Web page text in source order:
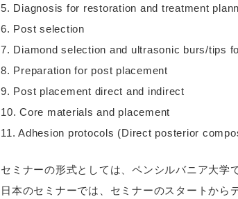
5. Diagnosis for restoration and treatment
6. Post selection
7. Diamond selection and ultrasonic burs/tips
8. Preparation for post placement
9. Post placement direct and indirect
10. Core materials and placement
11. Adhesion protocols (Direct posterior
セミナーの形式としては、ペンシルバニア大学
日本のセミナーでは、セミナーのスタートから